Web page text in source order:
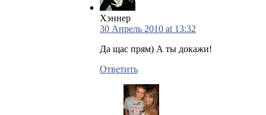
Хэннер
30 Апрель 2010 at 13:32
Да щас прям) А ты докажи!
Ответить